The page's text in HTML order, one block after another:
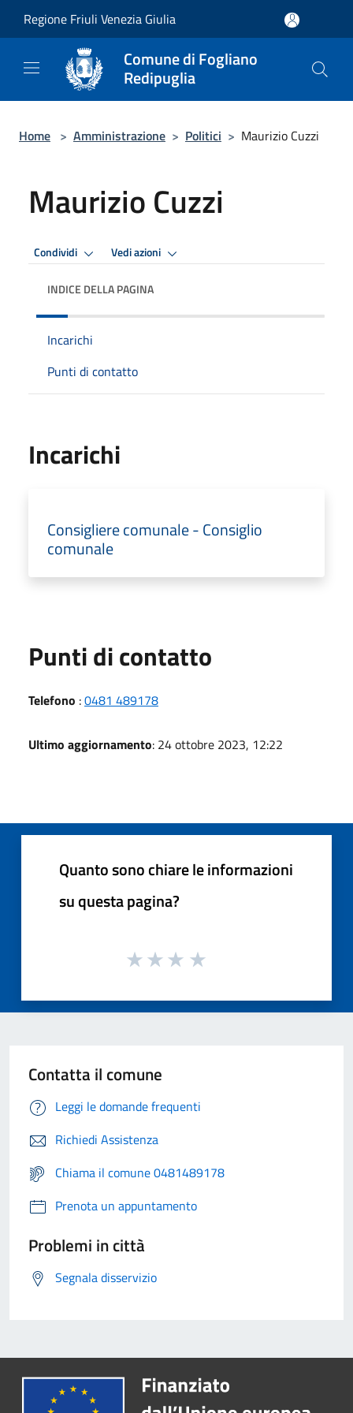
Regione Friuli Venezia Giulia
Comune di Fogliano
Redipuglia
Home > Amministrazione > Politici > Maurizio Cuzzi
Maurizio Cuzzi
Condividi Vedi azioni
INDICE DELLA PAGINA
Incarichi
Punti di contatto
Incarichi
Consigliere comunale - Consiglio
comunale
Punti di contatto
Telefono :0481 489178
Ultimo aggiornamento: 24 ottobre 2023, 12:22
Quanto sono chiare le informazioni
su questa pagina?
Contatta il comune
Leggi le domande frequenti
Richiedi Assistenza
Chiama il comune 0481489178
Prenota un appuntamento
Problemi in città
Segnala disservizio